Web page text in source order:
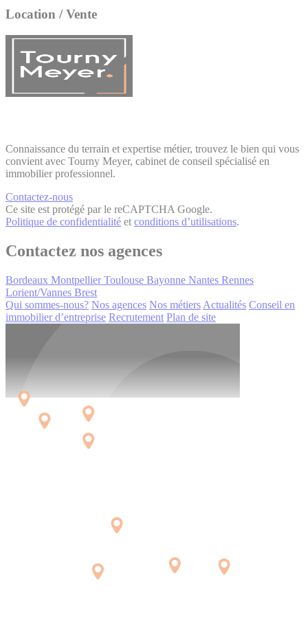
Location / Vente
Connaissance du terrain et expertise métier, trouvez le bien qui vous
convient avec Tourny Meyer, cabinet de conseil spécialisé en
immobilier professionnel.
Contactez-nous
Ce site est protégé par le reCAPTCHA Google.
Politique de confidentialité et conditions d’utilisations.
Contactez nos agences
Bordeaux Montpellier Toulouse Bayonne Nantes Rennes
Lorient/Vannes Brest
Qui sommes-nous? Nos agences Nos métiers Actualités Conseil en
immobilier d’entreprise Recrutement Plan de site